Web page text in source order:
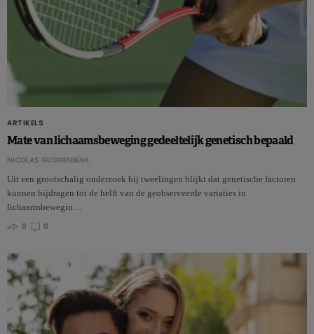
ARTIKELS
Mate van lichaamsbeweging gedeeltelijk genetisch bepaald
NICOLAS GUGGENBÜHL
Uit een grootschalig onderzoek bij tweelingen blijkt dat genetische factoren
kunnen bijdragen tot de helft van de geobserveerde variaties in
lichaamsbewegin…
0
0